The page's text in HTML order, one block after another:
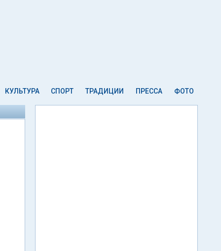
КУЛЬТУРА СПОРТ ТРАДИЦИИ ПРЕССА ФОТО